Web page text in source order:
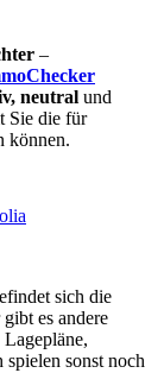
–
neutral und
Sie die für
können.
sich die
es andere
sonst noch